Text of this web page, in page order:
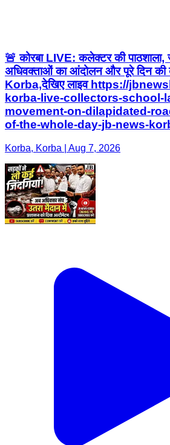
🚨 कोरबा LIVE: कलेक्टर की पाठशाला,
अधिवक्ताओं का आंदोलन और पूरे दिन
Korba,देखिए लाइव https://
korba-live-collectors-school-
movement-on-dilapidated-
of-the-whole-day-jb-news-
Korba, Korba | Aug 7, 2026